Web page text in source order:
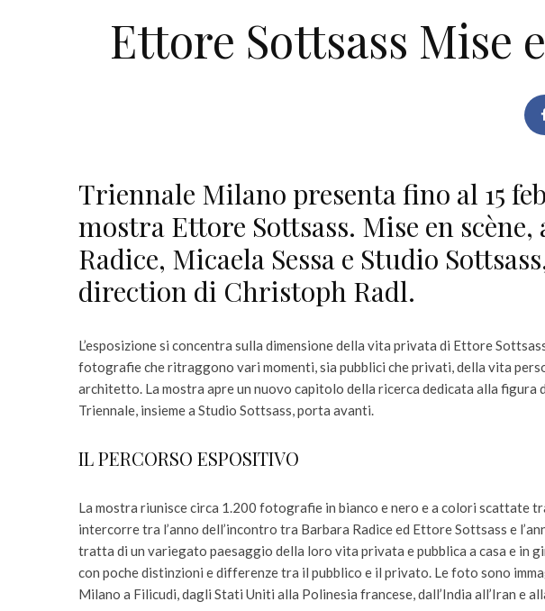
Ettore Sottsass Mise
Triennale Milano presenta fino al 15
mostra Ettore Sottsass. Mise en
Radice, Micaela Sessa e Studio
direction di Christoph Radl.
L’esposizione si concentra sulla dimensione della vita privata di Ettore
fotografie che ritraggono vari momenti, sia pubblici che privati, della vita
architetto. La mostra apre un nuovo capitolo della ricerca dedicata alla figura
Triennale, insieme a Studio Sottsass, porta avanti.
IL PERCORSO ESPOSITIVO
La mostra riunisce circa 1.200 fotografie in bianco e nero e a colori scattate
intercorre tra l’anno dell’incontro tra Barbara Radice ed Ettore Sottsass e
tratta di un variegato paesaggio della loro vita privata e pubblica a casa e in
con poche distinzioni e differenze tra il pubblico e il privato. Le foto sono
Milano a Filicudi, dagli Stati Uniti alla Polinesia francese, dall’India all’Iran e